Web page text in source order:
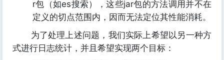
r包（如es搜索），这些jar包的方法调用并不在
定义的切点范围内，因而无法定位其性能消耗。
为了处理上述问题，我们实际上希望以另一种方
式进行日志统计，并且希望实现两个目标：